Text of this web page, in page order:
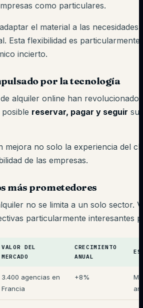
como particulares.
el material a las necesidades
Esta flexibilidad es
incierto.
por la tecnología
alquiler online han revolucionado
reservar, pagar y seguir su
mejora no solo la experiencia del
de las empresas.
más prometedores
no se limita a un solo sector.
particularmente interesantes
VALOR DEL
MERCADO
CRECIMIENTO
ANUAL
3.400 agencias en
Francia
+8%